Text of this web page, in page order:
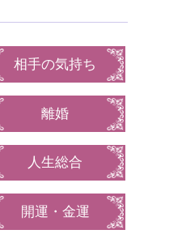
相手の気持ち
離婚
人生総合
開運・金運